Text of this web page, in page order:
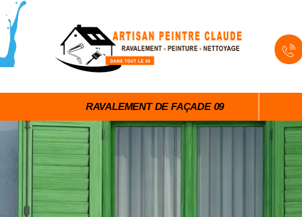
RAVALEMENT DE FAÇADE 09